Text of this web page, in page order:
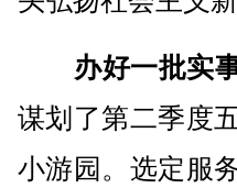
办好一批实事
谋划了第二季度
小游园。选定服